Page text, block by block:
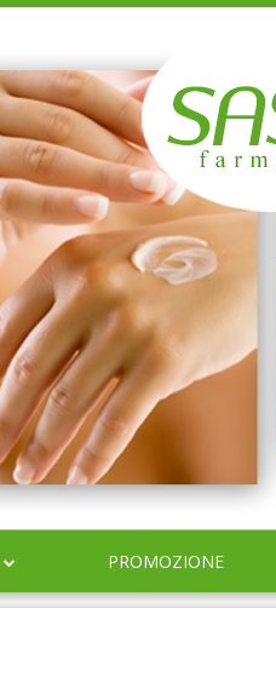
PROMOZIONE